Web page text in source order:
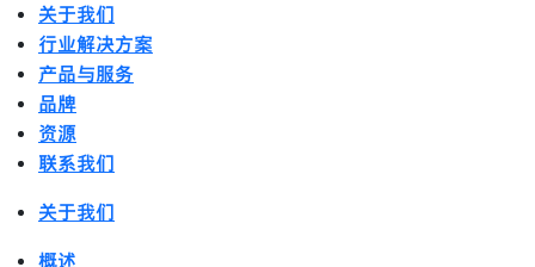
关于我们
行业解决方案
产品与服务
品牌
资源
联系我们
关于我们
概述